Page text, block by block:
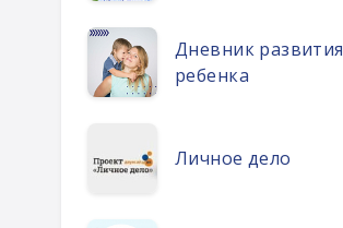
Дневник развития
ребенка
Личное дело